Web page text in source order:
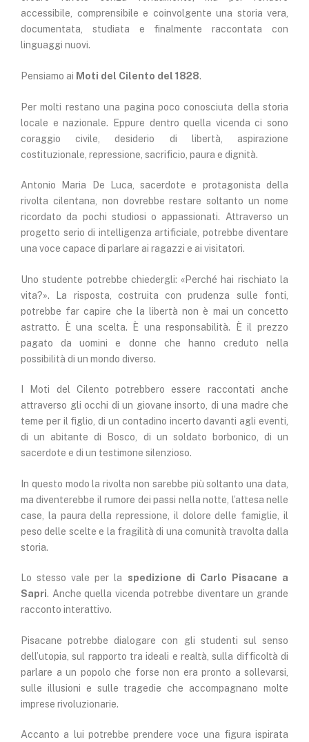
accessibile, comprensibile e coinvolgente una storia vera,
documentata, studiata e finalmente raccontata con
linguaggi nuovi.
Pensiamo ai Moti del Cilento del 1828.
Per molti restano una pagina poco conosciuta della storia
locale e nazionale. Eppure dentro quella vicenda ci sono
coraggio civile, desiderio di libertà, aspirazione
costituzionale, repressione, sacrificio, paura e dignità.
Antonio Maria De Luca, sacerdote e protagonista della
rivolta cilentana, non dovrebbe restare soltanto un nome
ricordato da pochi studiosi o appassionati. Attraverso un
progetto serio di intelligenza artificiale, potrebbe diventare
una voce capace di parlare ai ragazzi e ai visitatori.
Uno studente potrebbe chiedergli: «Perché hai rischiato la
vita?». La risposta, costruita con prudenza sulle fonti,
potrebbe far capire che la libertà non è mai un concetto
astratto. È una scelta. È una responsabilità. È il prezzo
pagato da uomini e donne che hanno creduto nella
possibilità di un mondo diverso.
I Moti del Cilento potrebbero essere raccontati anche
attraverso gli occhi di un giovane insorto, di una madre che
teme per il figlio, di un contadino incerto davanti agli eventi,
di un abitante di Bosco, di un soldato borbonico, di un
sacerdote e di un testimone silenzioso.
In questo modo la rivolta non sarebbe più soltanto una data,
ma diventerebbe il rumore dei passi nella notte, l’attesa nelle
case, la paura della repressione, il dolore delle famiglie, il
peso delle scelte e la fragilità di una comunità travolta dalla
storia.
Lo stesso vale per la spedizione di Carlo Pisacane a
Sapri. Anche quella vicenda potrebbe diventare un grande
racconto interattivo.
Pisacane potrebbe dialogare con gli studenti sul senso
dell’utopia, sul rapporto tra ideali e realtà, sulla difficoltà di
parlare a un popolo che forse non era pronto a sollevarsi,
sulle illusioni e sulle tragedie che accompagnano molte
imprese rivoluzionarie.
Accanto a lui potrebbe prendere voce una figura ispirata